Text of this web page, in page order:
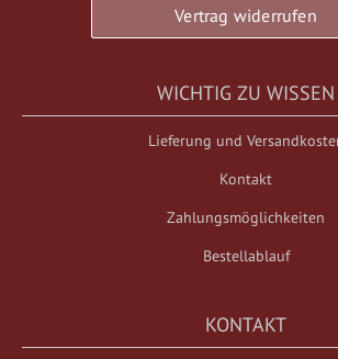
Vertrag widerrufen
WICHTIG ZU WISSEN
Lieferung und
Kontakt
Zahlungsmöglichkeiten
Bestellablauf
KONTAKT